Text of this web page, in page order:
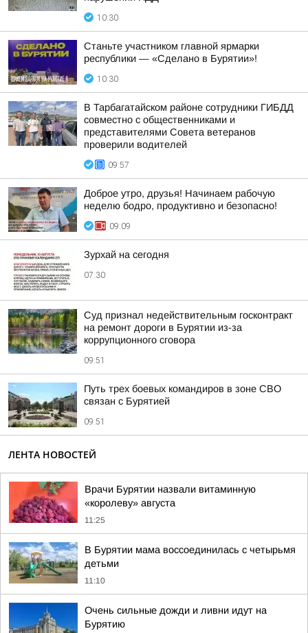
10:30
Станьте участником главной ярмарки
республики — «Сделано в Бурятии»!
10:30
В Тарбагатайском районе сотрудники ГИБДД
совместно с общественниками и
представителями Совета ветеранов
проверили водителей
09:57
Доброе утро, друзья! Начинаем рабочую
неделю бодро, продуктивно и безопасно!
09:09
Зурхай на сегодня
07:30
Суд признал недействительным госконтракт
на ремонт дороги в Бурятии из-за
коррупционного сговора
09:51
Путь трех боевых командиров в зоне СВО
связан с Бурятией
09:51
ЛЕНТА НОВОСТЕЙ
Врачи Бурятии назвали витаминную
«королеву» августа
11:25
В Бурятии мама воссоединилась с четырьмя
детьми
11:10
Очень сильные дожди и ливни идут на
Бурятию